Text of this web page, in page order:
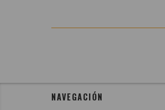
NAVEGACIÓN